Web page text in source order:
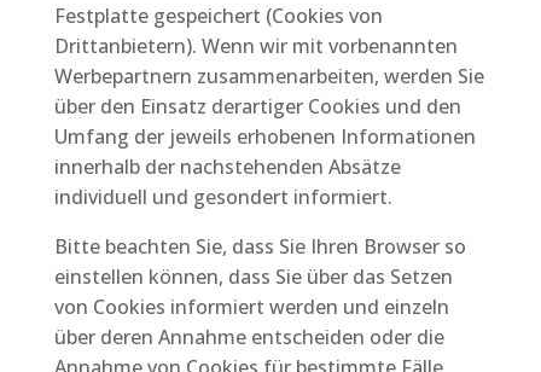
Festplatte gespeichert (Cookies von
Drittanbietern). Wenn wir mit vorbenannten
Werbepartnern zusammenarbeiten, werden Sie
über den Einsatz derartiger Cookies und den
Umfang der jeweils erhobenen Informationen
innerhalb der nachstehenden Absätze
individuell und gesondert informiert.
Bitte beachten Sie, dass Sie Ihren Browser so
einstellen können, dass Sie über das Setzen
von Cookies informiert werden und einzeln
über deren Annahme entscheiden oder die